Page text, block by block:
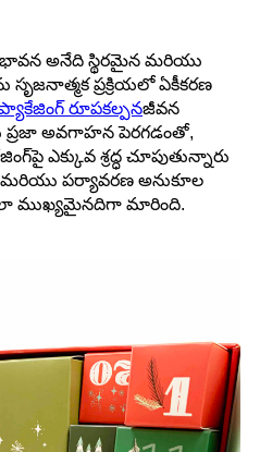
అనేది స్థిరమైన మరియు
సృజనాత్మక ప్రక్రియలో ఏకీకరణ
రూపకల్పనజీవన
అవగాహన పెరగడంతో,
ఎక్కువ శ్రద్ధ చూపుతున్నారు
పర్యావరణ అనుకూల
ముఖ్యమైనదిగా మారింది.